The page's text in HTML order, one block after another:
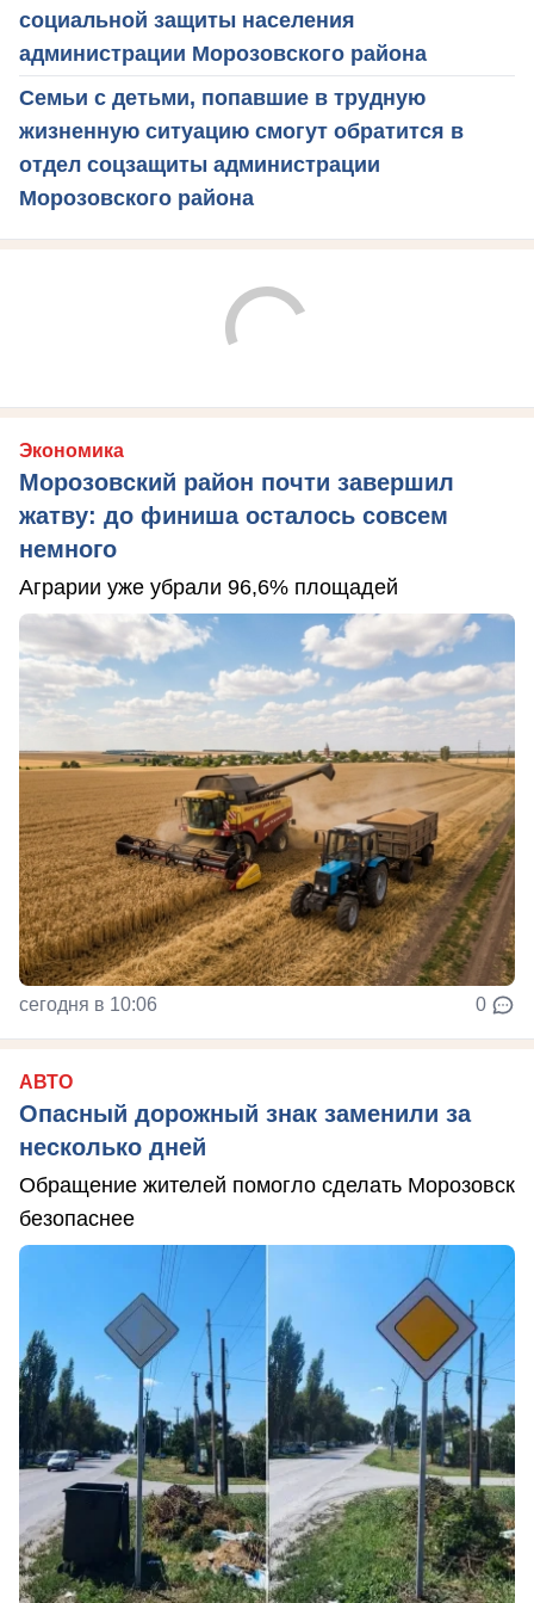
социальной защиты населения
администрации Морозовского района
Семьи с детьми, попавшие в трудную
жизненную ситуацию смогут обратится в
отдел соцзащиты администрации
Морозовского района
Экономика
Морозовский район почти завершил
жатву: до финиша осталось совсем
немного
Аграрии уже убрали 96,6% площадей
сегодня в 10:06 0
АВТО
Опасный дорожный знак заменили за
несколько дней
Обращение жителей помогло сделать Морозовск
безопаснее